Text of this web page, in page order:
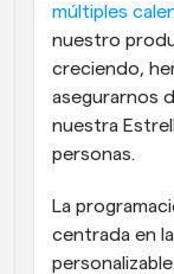
múltiples
nuestro
creciendo,
asegurarnos
nuestra
personas.
La
centrada en